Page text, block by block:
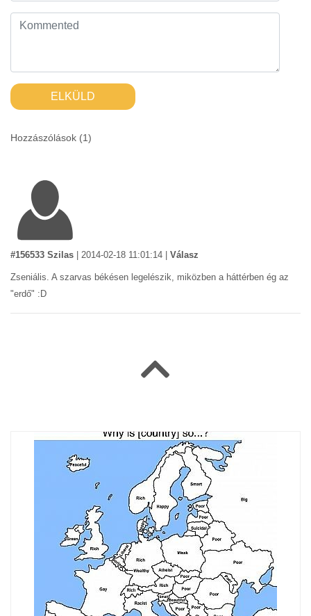
ELKÜLD
Hozzászólások (1)
#156533 Szilas 2014-02-18 11:01:14 Válasz
Zseniális. A szarvas békésen legelészik, miközben a háttérben ég az
"erdő" :D